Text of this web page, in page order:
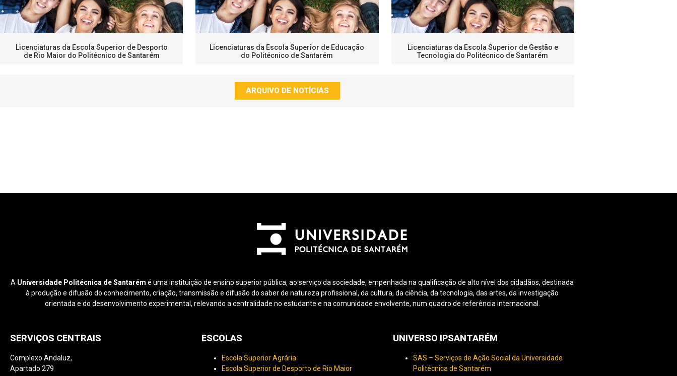
Licenciaturas da Escola Superior de Desporto
de Rio Maior do Politécnico de Santarém
Licenciaturas da Escola Superior de Educação
do Politécnico de Santarém
Licenciaturas da Escola Superior de Gestão e
Tecnologia do Politécnico de Santarém
ARQUIVO DE NOTÍCIAS
A Universidade Politécnica de Santarém é uma instituição de ensino superior pública, ao serviço da sociedade, empenhada na qualificação de alto nível dos cidadãos, destinada
à produção e difusão do conhecimento, criação, transmissão e difusão do saber de natureza profissional, da cultura, da ciência, da tecnologia, das artes, da investigação
orientada e do desenvolvimento experimental, relevando a centralidade no estudante e na comunidade envolvente, num quadro de referência internacional.
SERVIÇOS CENTRAIS
Complexo Andaluz,
Apartado 279
ESCOLAS
Escola Superior Agrária
Escola Superior de Desporto de Rio Maior
UNIVERSO IPSANTARÉM
SAS – Serviços de Ação Social da Universidade
Politécnica de Santarém